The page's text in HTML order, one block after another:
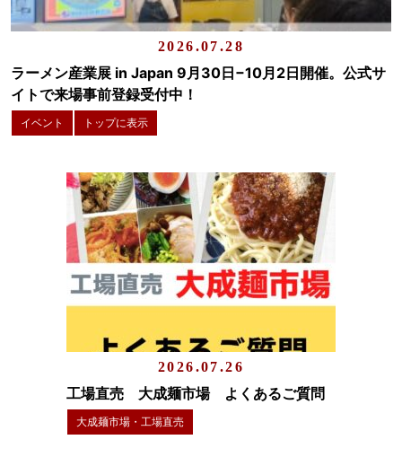
2026.07.28
ラーメン産業展 in Japan 9月30日−10月2日開催。公式サ
イトで来場事前登録受付中！
イベント トップに表示
2026.07.26
工場直売 大成麺市場 よくあるご質問
大成麺市場・工場直売